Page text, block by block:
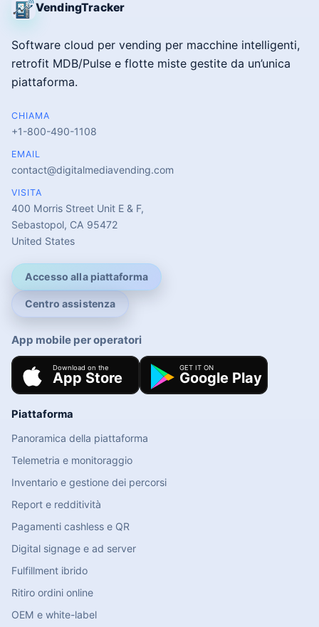
VendingTracker
Software cloud per vending per macchine intelligenti,
retrofit MDB/Pulse e flotte miste gestite da un’unica
piattaforma.
CHIAMA
+1-800-490-1108
EMAIL
contact@digitalmediavending.com
VISITA
400 Morris Street Unit E & F,
Sebastopol, CA 95472
United States
Accesso alla piattaforma
Centro assistenza
App mobile per operatori
Piattaforma
Panoramica della piattaforma
Telemetria e monitoraggio
Inventario e gestione dei percorsi
Report e redditività
Pagamenti cashless e QR
Digital signage e ad server
Fulfillment ibrido
Ritiro ordini online
OEM e white-label